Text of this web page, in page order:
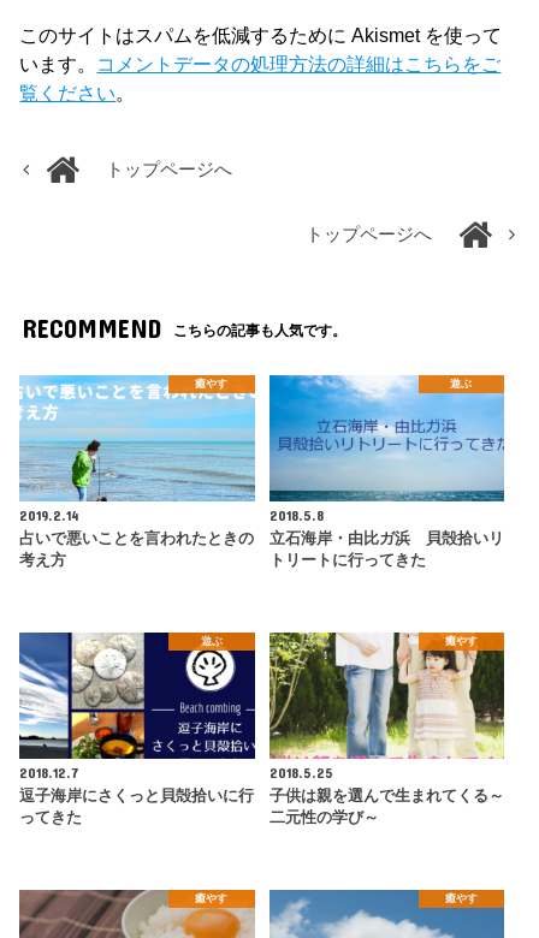
このサイトはスパムを低減するために Akismet を使って
います。 コメントデータの処理方法の詳細はこちらをご
覧ください
トップページへ
トップページへ
RECOMMEND こちらの記事も人気です。
癒やす
2019.2.14
占いで悪いことを言われたときの
考え方
遊ぶ
2018.5.8
立石海岸・由比ガ浜 貝殻拾いリ
トリートに行ってきた
遊ぶ
2018.12.7
逗子海岸にさくっと貝殻拾いに行
ってきた
癒やす
2018.5.25
子供は親を選んで生まれてくる～
二元性の学び～
癒やす 癒やす